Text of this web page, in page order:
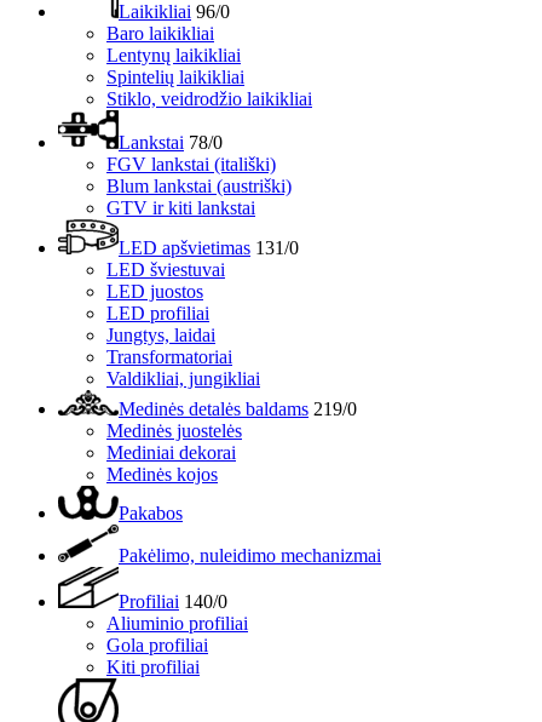
Laikikliai 96/0
Baro laikikliai
Lentynų laikikliai
Spintelių laikikliai
Stiklo, veidrodžio laikikliai
Lankstai 78/0
FGV lankstai (itališki)
Blum lankstai (austriški)
GTV ir kiti lankstai
LED apšvietimas 131/0
LED šviestuvai
LED juostos
LED profiliai
Jungtys, laidai
Transformatoriai
Valdikliai, jungikliai
Medinės detalės baldams 219/0
Medinės juostelės
Mediniai dekorai
Medinės kojos
Pakabos
Pakėlimo, nuleidimo mechanizmai
Profiliai 140/0
Aliuminio profiliai
Gola profiliai
Kiti profiliai